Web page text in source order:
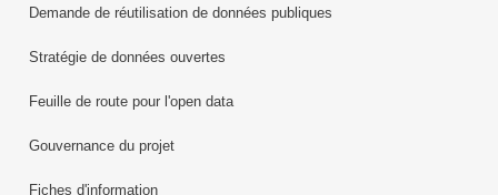
Demande de réutilisation de données publiques
Stratégie de données ouvertes
Feuille de route pour l'open data
Gouvernance du projet
Fiches d'information